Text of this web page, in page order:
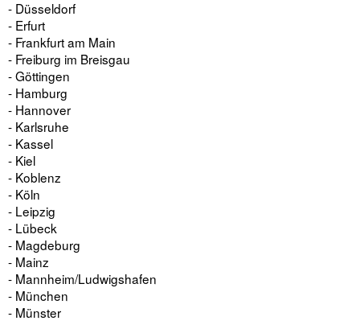
- Düsseldorf
- Erfurt
- Frankfurt am Main
- Freiburg im Breisgau
- Göttingen
- Hamburg
- Hannover
- Karlsruhe
- Kassel
- Kiel
- Koblenz
- Köln
- Leipzig
- Lübeck
- Magdeburg
- Mainz
- Mannheim/Ludwigshafen
- München
- Münster